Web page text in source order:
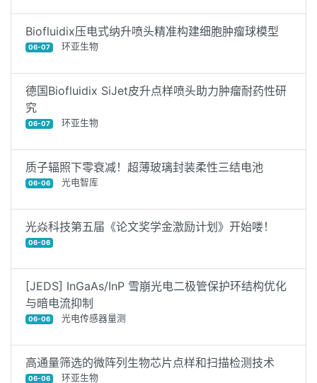
Biofluidix压电式纳升喷头精准构建细胞肿瘤球模型
06-07 环亚生物
德国Biofluidix SiJet皮升点样喷头助力肿瘤耐药性研
究
06-07 环亚生物
质子辐照下零衰减！超薄玻璃封装柔性三结电池
06-06 光电智库
光焱科技第五届《论文奖学金激励计划》开始喽！
06-06
[JEDS] InGaAs/InP 雪崩光电二极管保护环结构优化
与暗电流抑制
06-06 光电传感器量测
高通量筛选的微阵列生物芯片点样和扫描检测技术
06-06 环亚生物